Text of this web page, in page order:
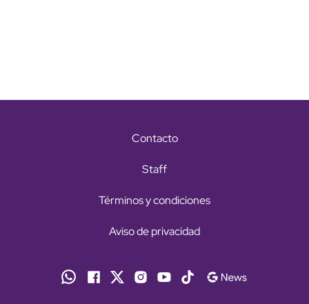
Contacto
Staff
Términos y condiciones
Aviso de privacidad